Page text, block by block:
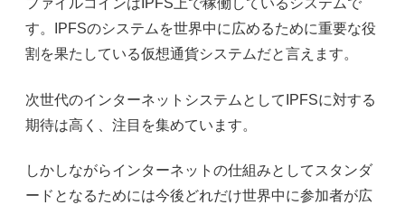
ファイルコインは IPFS上で稼働しているシステムで
す。
IPFSのシステムを世界中に広めるために重要な役
割を果たしている仮想通貨システムだと言えます。
次世代のインターネットシステムとして IPFSに対する
期待は高く、注目を集めています。
しかしながらインターネットの仕組みとしてスタンダ
ードとなるためには今後どれだけ世界中に参加者が広